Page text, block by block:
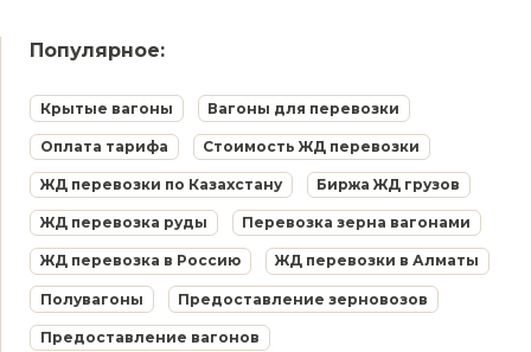
Популярное:
Крытые вагоны Вагоны для перевозки
Оплата тарифа Стоимость ЖД перевозки
ЖД перевозки по Казахстану Биржа ЖД грузов
ЖД перевозка руды Перевозка зерна вагонами
ЖД перевозка в Россию ЖД перевозки в Алматы
Полувагоны Предоставление зерновозов
Предоставление вагонов